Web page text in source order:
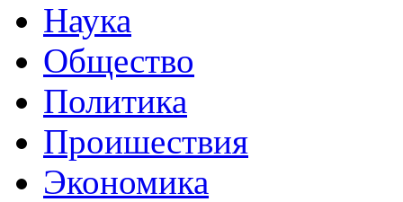
Наука
Общество
Политика
Проишествия
Экономика